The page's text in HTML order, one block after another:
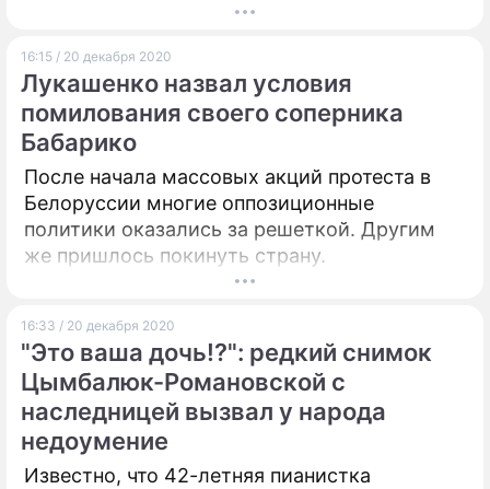
певец высказался о том, как ходил в гости к
16:15 / 20 декабря 2020
Лукашенко назвал условия
помилования своего соперника
Бабарико
После начала массовых акций протеста в
Белоруссии многие оппозиционные
политики оказались за решеткой. Другим
же пришлось покинуть страну.
16:33 / 20 декабря 2020
"Это ваша дочь!?": редкий снимок
Цымбалюк-Романовской с
наследницей вызвал у народа
недоумение
Известно, что 42-летняя пианистка